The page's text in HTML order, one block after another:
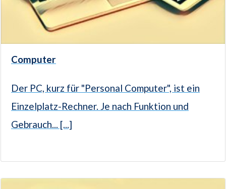
Computer
Der PC, kurz für "Personal Computer", ist ein
Einzelplatz-Rechner. Je nach Funktion und
Gebrauch... [...]